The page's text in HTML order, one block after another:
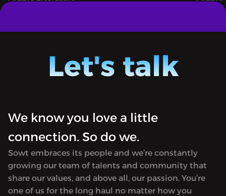
astonishing feats, and whimsical
adventures.Let's talk
We know you love a little
connection. So do we.
Sowt embraces its people and we’re constantly
growing our team of talents and community that
share our values, and above all, our passion. You’re
one of us for the long haul no matter how you